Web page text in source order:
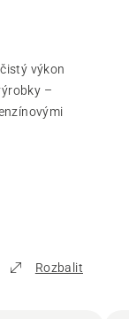
výkon
–
Rozbalit